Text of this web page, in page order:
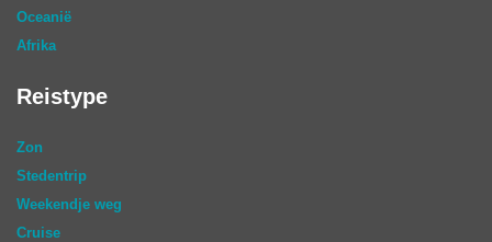
Oceanië
Afrika
Reistype
Zon
Stedentrip
Weekendje weg
Cruise